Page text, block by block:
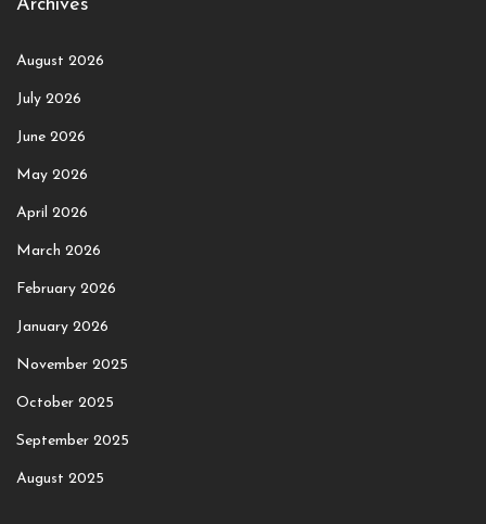
Archives
August 2026
July 2026
June 2026
May 2026
April 2026
March 2026
February 2026
January 2026
November 2025
October 2025
September 2025
August 2025